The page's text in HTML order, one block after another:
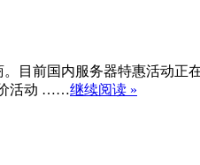
目前国内服务器特惠活动正
价活动 ……继续阅读 »